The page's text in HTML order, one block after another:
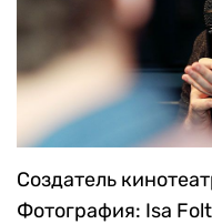
Создатель
Фотография: Isa